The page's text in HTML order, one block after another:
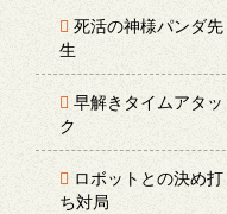
死活の神様パンダ先
生
早解きタイムアタッ
ク
ロボットとの決め打
ち対局